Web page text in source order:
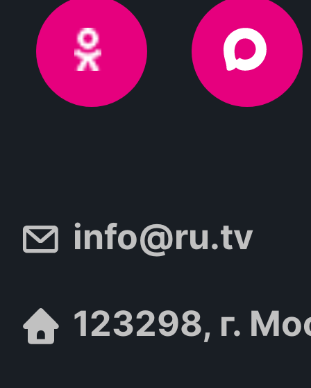
info@ru.tv
123298, г.